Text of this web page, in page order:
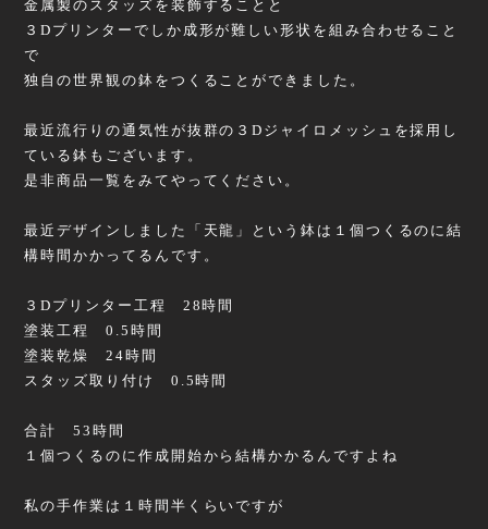
金属製のスタッズを装飾することと
３Dプリンターでしか成形が難しい形状を組み合わせること
で
独自の世界観の鉢をつくることができました。
最近流行りの通気性が抜群の３Dジャイロメッシュを採用し
ている鉢もございます。
是非商品一覧をみてやってください。
最近デザインしました「天龍」という鉢は１個つくるのに結
構時間かかってるんです。
３Dプリンター工程 28時間
塗装工程 0.5時間
塗装乾燥 24時間
スタッズ取り付け 0.5時間
合計 53時間
１個つくるのに作成開始から結構かかるんですよね
私の手作業は１時間半くらいですが